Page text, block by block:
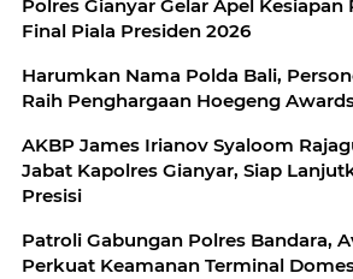
Polres Gianyar Gelar Apel
Final Piala Presiden 2026
Harumkan Nama Polda Bali,
Raih Penghargaan Hoegeng
AKBP James Irianov Syaloom
Jabat Kapolres Gianyar, Siap
Presisi
Patroli Gabungan Polres Bandara,
Perkuat Keamanan Terminal